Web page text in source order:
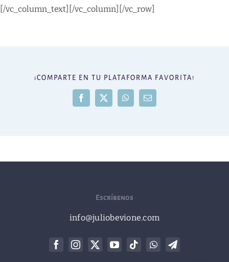
[/vc_column_text][/vc_column][/vc_row]
¡COMPARTE EN TU PLATAFORMA FAVORITA!
Facebook
X WhatsAppCorreo
Escríbenos
info@juliobevione.com